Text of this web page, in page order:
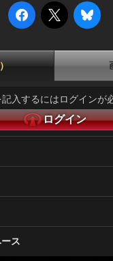
入するにはログインが
ログイン
ス